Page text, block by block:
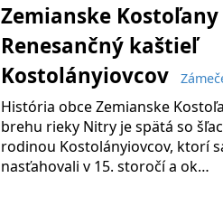
Zemianske Kostoľany
Renesančný kaštieľ
Kostolányiovcov
História obce Zemianske
brehu rieky Nitry je spätá so
rodinou Kostolányiovcov, ktorí
nasťahovali v 15. storočí a ok…